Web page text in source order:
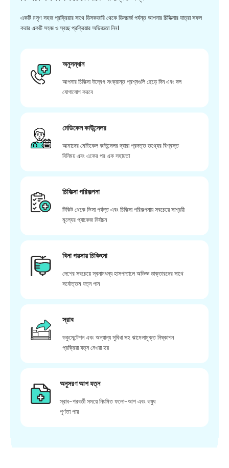
একটি মসৃণ সহজ প্রক্রিয়ার সাথে ডিসকভারি থেকে ডিসচার্জ পর্যন্ত আপনার চিকিত্সার যাত্রা সফল
করার একটি সহজ ও স্বচ্ছ প্রক্রিয়ার অভিজ্ঞতা নিন।
অনুসন্ধান
আপনার চিকিত্সা উদ্বেগ সংক্রান্ত প্রশ্নগুলি ছেড়ে দিন এবং দল
যোগাযোগ করবে
মেডিকেল কাউন্সেলর
আমাদের মেডিকেল কাউন্সেলর দ্বারা প্রদত্ত তথ্যের বিশ্বস্ত
বিনিময় এবং একের পর এক সহায়তা
চিকিত্সা পরিকল্পনা
টিকিট থেকে ভিসা পর্যন্ত এবং চিকিত্সা পরিকল্পনায় সবচেয়ে সাশ্রয়ী
মূল্যের প্যাকেজ নির্বাচন
বিনা পয়সায় চিকিৎসা
দেশের সবচেয়ে স্বনামধন্য হাসপাতালে অভিজ্ঞ ডাক্তারদের সাথে
সর্বোত্তম যত্ন পান
স্রাব
ডকুমেন্টেশন এবং অন্যান্য সুবিধা সহ ঝামেলামুক্ত নিষ্কাশন
প্রক্রিয়া যত্ন নেওয়া হয়
অনুসরণ আপ যত্ন
স্রাব-পরবর্তী সময়ে নিয়মিত ফলো-আপ এবং ওষুধ
পূর্ণতা পায়